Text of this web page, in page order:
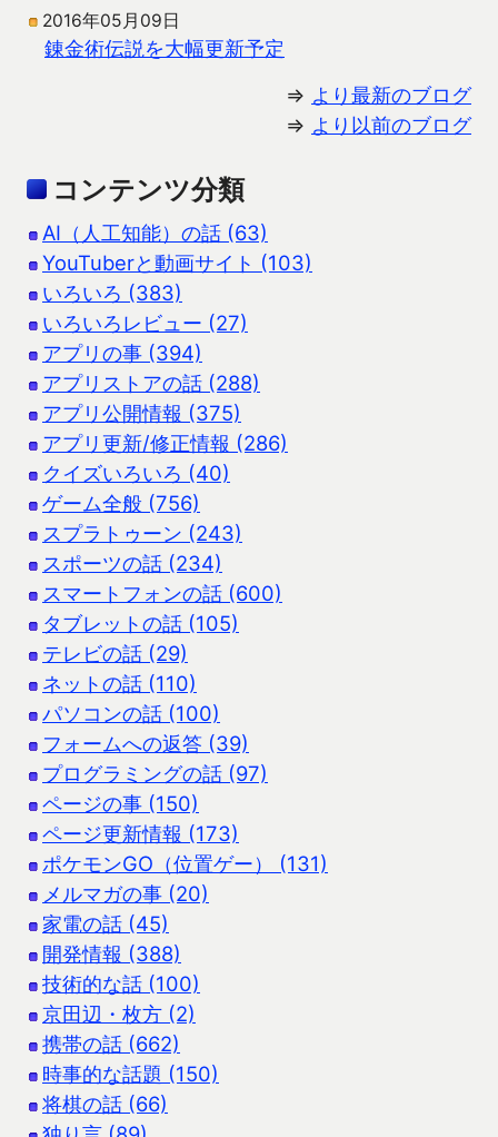
2016年05月09日
錬金術伝説を大幅更新予定
⇒ より最新のブログ
⇒ より以前のブログ
コンテンツ分類
AI（人工知能）の話 (63)
YouTuberと動画サイト (103)
いろいろ (383)
いろいろレビュー (27)
アプリの事 (394)
アプリストアの話 (288)
アプリ公開情報 (375)
アプリ更新/修正情報 (286)
クイズいろいろ (40)
ゲーム全般 (756)
スプラトゥーン (243)
スポーツの話 (234)
スマートフォンの話 (600)
タブレットの話 (105)
テレビの話 (29)
ネットの話 (110)
パソコンの話 (100)
フォームへの返答 (39)
プログラミングの話 (97)
ページの事 (150)
ページ更新情報 (173)
ポケモンGO（位置ゲー） (131)
メルマガの事 (20)
家電の話 (45)
開発情報 (388)
技術的な話 (100)
京田辺・枚方 (2)
携帯の話 (662)
時事的な話題 (150)
将棋の話 (66)